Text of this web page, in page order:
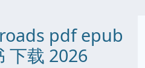
pdf epub
下载 2026